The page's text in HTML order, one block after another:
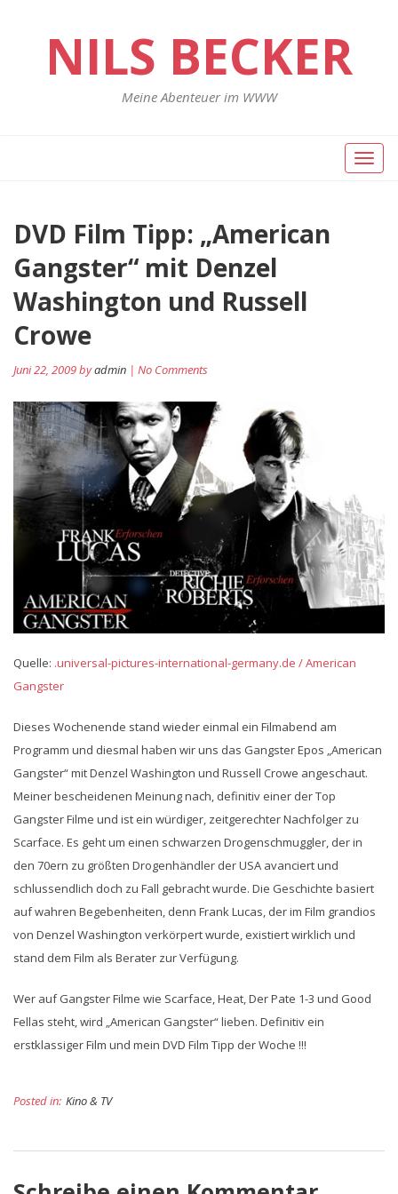
NILS BECKER
Meine Abenteuer im WWW
Toggle
DVD Film Tipp: „American
Gangster“ mit Denzel
Washington und Russell
Crowe
Juni 22, 2009 byadmin | No Comments
Quelle: .universal-pictures-international-germany.de / American
Gangster
Dieses Wochenende stand wieder einmal ein Filmabend am
Programm und diesmal haben wir uns das Gangster Epos „American
Gangster“ mit Denzel Washington und Russell Crowe angeschaut.
Meiner bescheidenen Meinung nach, definitiv einer der Top
Gangster Filme und ist ein würdiger, zeitgerechter Nachfolger zu
Scarface. Es geht um einen schwarzen Drogenschmuggler, der in
den 70ern zu größten Drogenhändler der USA avanciert und
schlussendlich doch zu Fall gebracht wurde. Die Geschichte basiert
auf wahren Begebenheiten, denn Frank Lucas, der im Film grandios
von Denzel Washington verkörpert wurde, existiert wirklich und
stand dem Film als Berater zur Verfügung.
Wer auf Gangster Filme wie Scarface, Heat, Der Pate 1-3 und Good
Fellas steht, wird „American Gangster“ lieben. Definitiv ein
erstklassiger Film und mein DVD Film Tipp der Woche !!!
Posted in: Kino & TV